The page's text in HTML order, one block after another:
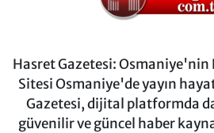
Hasret Gazetesi: Osmaniye'nin
Sitesi Osmaniye'de yayın
Gazetesi, dijital platformda
güvenilir ve güncel haber